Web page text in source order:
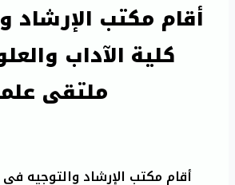
أقام مكتب الإرشاد
كلية الآداب
ملتقى
أقام مكتب الإرشاد والتوجيه في